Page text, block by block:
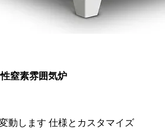
窒素雰囲気炉
動します 仕様とカスタマイズ